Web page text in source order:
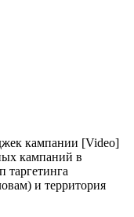
кампании [Video]
кампаний в
таргетинга
и территория